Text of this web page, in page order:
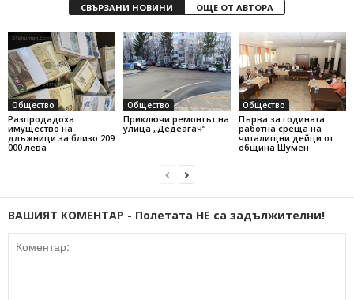
СВЪРЗАНИ НОВИНИ ОЩЕ ОТ АВТОРА
Общество
Разпродадоха
имущество на
длъжници за близо 209
000 лева
Общество
Приключи ремонтът на
улица „Дедеагач“
Общество
Първа за годината
работна среща на
читалищни дейци от
община Шумен
ВАШИЯТ КОМЕНТАР - Полетата НЕ са задължителни!